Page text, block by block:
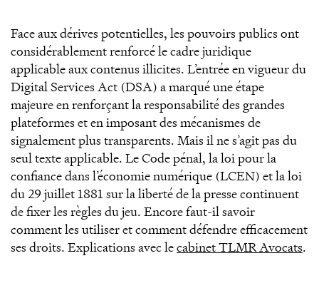
Face aux dérives potentielles, les pouvoirs publics ont
considérablement renforcé le cadre juridique
applicable aux contenus illicites. L’entrée en vigueur du
Digital Services Act (DSA) a marqué une étape
majeure en renforçant la responsabilité des grandes
plateformes et en imposant des mécanismes de
signalement plus transparents. Mais il ne s’agit pas du
seul texte applicable. Le Code pénal, la loi pour la
confiance dans l’économie numérique (LCEN) et la loi
du 29 juillet 1881 sur la liberté de la presse continuent
de fixer les règles du jeu. Encore faut-il savoir
comment les utiliser et comment défendre efficacement
ses droits. Explications avec lecabinet TLMR Avocats.